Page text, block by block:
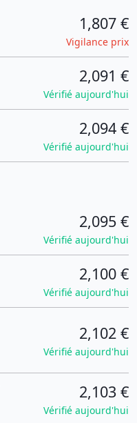
1,807 €
Vigilance prix
2,091 €
Vérifié aujourd'hui
2,094 €
Vérifié aujourd'hui
2,095 €
Vérifié aujourd'hui
2,100 €
Vérifié aujourd'hui
2,102 €
Vérifié aujourd'hui
2,103 €
Vérifié aujourd'hui